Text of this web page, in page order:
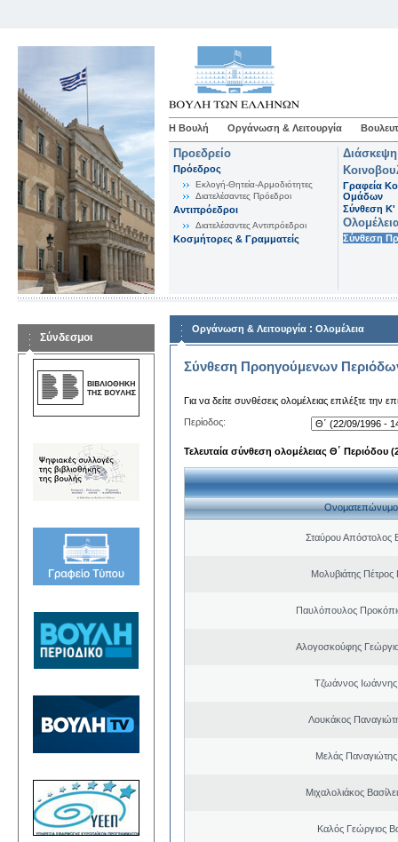
Η Βουλή Οργάνωση & Λειτουργία
Προεδρείο
Πρόεδρος
Εκλογή-Θητεία-Αρμοδιότητες
Διατελέσαντες Πρόεδροι
Αντιπρόεδροι
Διατελέσαντες Αντιπρόεδροι
Κοσμήτορες & Γραμματείς
Γραφεία
Ομάδων
Σύνθεση K'
Σύνθεση
Σύνδεσμοι
Οργάνωση & Λειτουργία : Ολομέλεια
Σύνθεση Προηγούμενων
Για να δείτε συνθέσεις ολομέλειας επιλέξτε την
Περίοδος:
Τελευταία σύνθεση ολομέλειας Θ΄ Περιόδου
Ονοματεπώνυμο
Σταύρου Απόστολος
Μολυβιάτης Πέτρος
Παυλόπουλος
Αλογοσκούφης
Τζωάννος Ιωάννης
Λουκάκος
Μελάς
Μιχαλολιάκος
Καλός Γεώργιος